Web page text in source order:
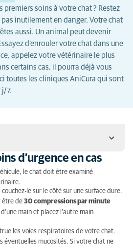
premiers soins à votre chat ? Restez
inutilement en danger. Votre chat
aussi. Un animal peut devenir
d'enrouler votre chat dans une
appelez votre vétérinaire le plus
certains cas, il pourra déjà vous
toutes les cliniques AniCura qui sont
j/7.
d’urgence en cas de collision
d’urgence en cas de plaies
d’urgence en cas de contusion
d’urgence en cas d’hémorragie
d’urgence en cas d’intoxication
d’urgence en cas
le chat doit être examiné
le sur le côté sur une surface dure.
être de 30 compressions par minute
main et placez l’autre main
les voies respiratoires de votre chat.
éventuelles mucosités. Si votre chat ne